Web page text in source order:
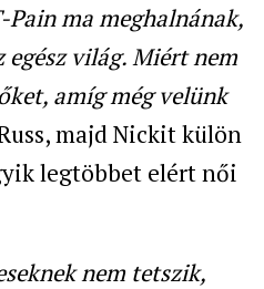
Pain ma meghalnának,
világ. Miért nem
amíg még velünk
majd Nickit külön
legtöbbet elért női
nem tetszik,